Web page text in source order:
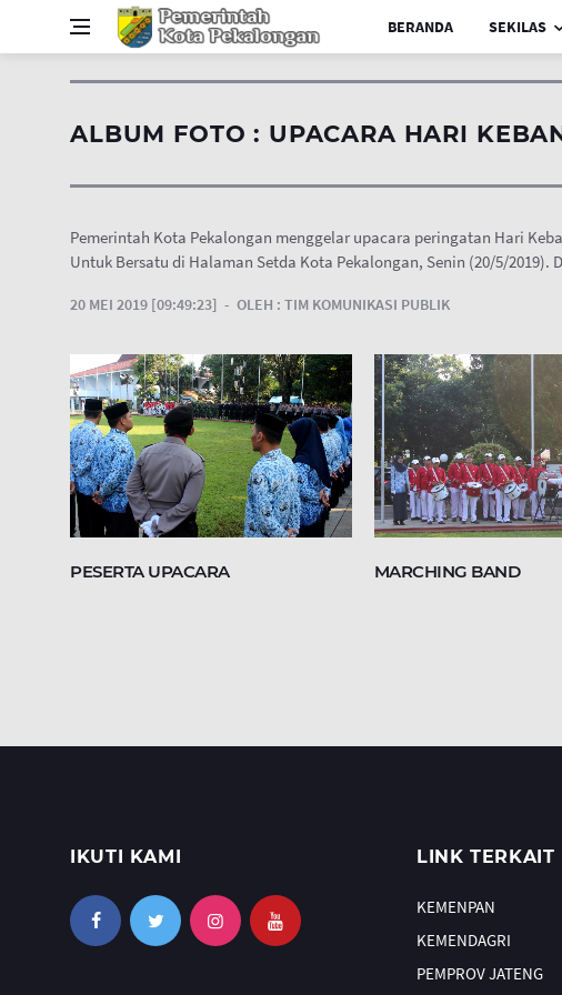
BERANDA SEKILAS
ALBUM FOTO : UPACARA HARI
Pemerintah Kota Pekalongan menggelar upacara peringatan Hari
Untuk Bersatu di Halaman Setda Kota Pekalongan, Senin (20/5/
20 MEI 2019 [09:49:23] OLEH : TIM KOMUNIKASI PUBLIK
PESERTA UPACARA MARCHING BAND
IKUTI KAMI LINK TERKAIT
KEMENPAN
KEMENDAGRI
PEMPROV JATENG